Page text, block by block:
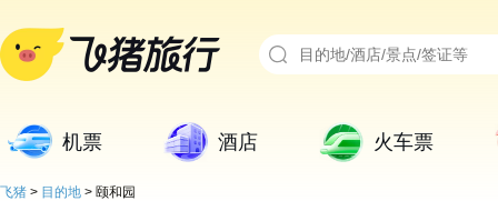
机票 酒店 火车票
飞猪 > 目的地 > 颐和园